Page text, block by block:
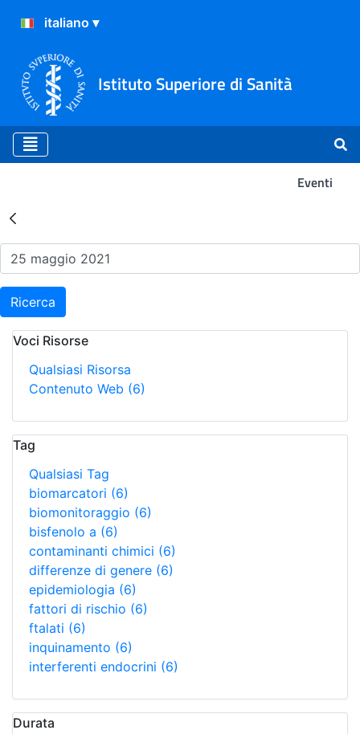
Istituto Superiore di Sanità
Eventi
Risultati della Ricerca -
Ricerca
Voci Risorse
Qualsiasi Risorsa
Contenuto Web (6)
Tag
Qualsiasi Tag
biomarcatori (6)
biomonitoraggio (6)
bisfenolo a (6)
contaminanti chimici (6)
differenze di genere (6)
epidemiologia (6)
fattori di rischio (6)
ftalati (6)
inquinamento (6)
interferenti endocrini (6)
Durata